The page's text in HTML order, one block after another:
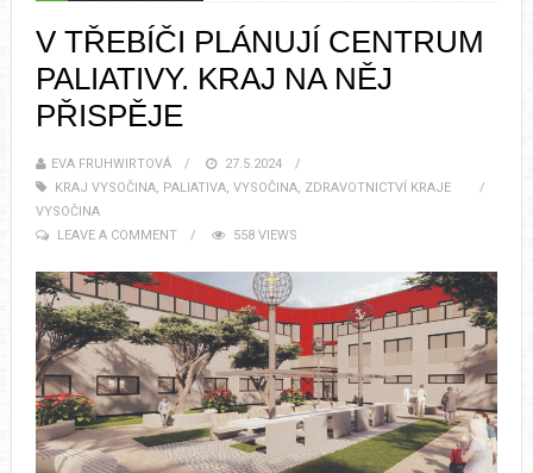
V TŘEBÍČI PLÁNUJÍ CENTRUM
PALIATIVY. KRAJ NA NĚJ
PŘISPĚJE
EVA FRUHWIRTOVÁ
27.5.2024
KRAJ VYSOČINA, PALIATIVA, VYSOČINA, ZDRAVOTNICTVÍ KRAJE
VYSOČINA
LEAVE A COMMENT
558 VIEWS